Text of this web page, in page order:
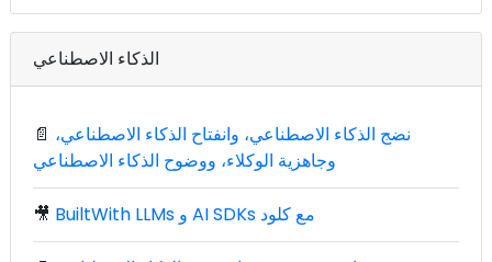
الذكاء الاصطناعي
📄 نضج الذكاء الاصطناعي، وانفتاح الذكاء الاصطناعي،
وجاهزية الوكلاء، ووضوح الذكاء الاصطناعي
🎥 BuiltWith LLMs و AI SDKs مع كلود